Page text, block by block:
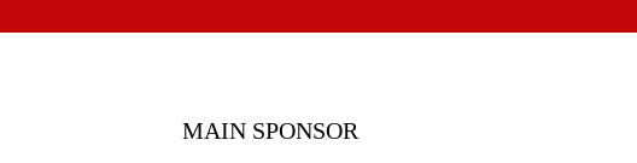
MAIN SPONSOR